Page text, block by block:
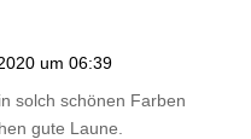
um 06:39
solch schönen Farben
gute Laune.